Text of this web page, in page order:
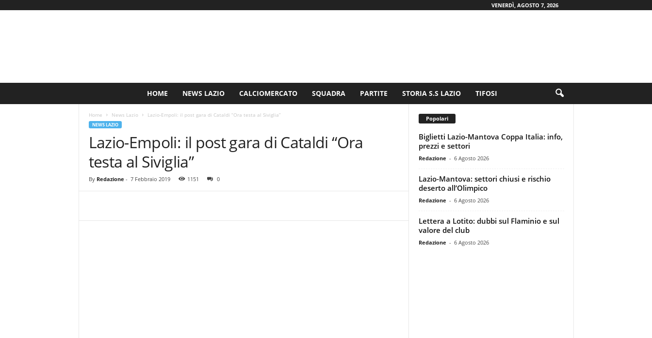
VENERDÌ, AGOSTO 7, 2026
HOME NEWS LAZIO CALCIOMERCATO SQUADRA PARTITE STORIA S.S LAZIO TIFOSI
Home News Lazio Lazio-Empoli: il post gara di Cataldi “Ora testa al Siviglia”
NEWS LAZIO
Lazio-Empoli: il post gara di Cataldi “Ora
testa al Siviglia”
By Redazione - 7 Febbraio 2019 1151 0
Popolari
Biglietti Lazio-Mantova Coppa Italia: info,
prezzi e settori
Redazione - 6 Agosto 2026
Lazio-Mantova: settori chiusi e rischio
deserto all’Olimpico
Redazione - 6 Agosto 2026
Lettera a Lotito: dubbi sul Flaminio e sul
valore del club
Redazione - 6 Agosto 2026